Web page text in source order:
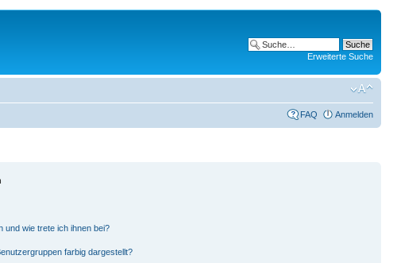
Erweiterte Suche
FAQ Anmelden
und wie trete ich ihnen bei?
farbig dargestellt?